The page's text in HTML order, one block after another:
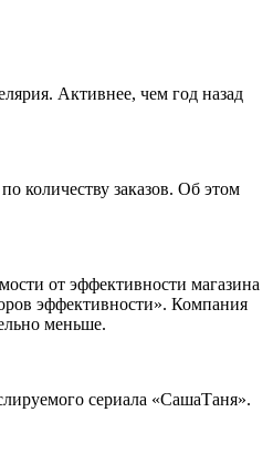
Активнее, чем год назад
количеству заказов. Об этом
от эффективности магазина
эффективности». Компания
меньше.
сериала «СашаТаня».